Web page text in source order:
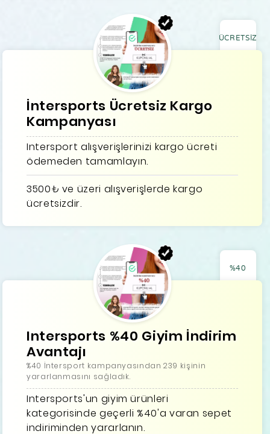
ÜCRETSİZ
İntersports Ücretsiz Kargo
Kampanyası
Intersport alışverişlerinizi kargo ücreti
ödemeden tamamlayın.
3500₺ ve üzeri alışverişlerde kargo
ücretsizdir.
%40
Intersports %40 Giyim İndirim
Avantajı
%40 İntersport kampanyasından 239 kişinin
yararlanmasını sağladık.
Intersports'un giyim ürünleri
kategorisinde geçerli %40'a varan sepet
indiriminden yararlanın.